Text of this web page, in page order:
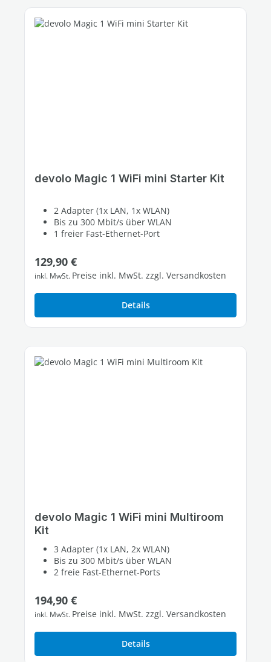
devolo Magic 1 WiFi mini Starter Kit
2 Adapter (1x LAN, 1x WLAN)
Bis zu 300 Mbit/s über WLAN
1 freier Fast-Ethernet-Port
Regulärer Preis:
129,90 €
inkl. MwSt. Preise inkl. MwSt. zzgl. Versandkosten
Details
devolo Magic 1 WiFi mini Multiroom
Kit
3 Adapter (1x LAN, 2x WLAN)
Bis zu 300 Mbit/s über WLAN
2 freie Fast-Ethernet-Ports
Regulärer Preis:
194,90 €
inkl. MwSt. Preise inkl. MwSt. zzgl. Versandkosten
Details